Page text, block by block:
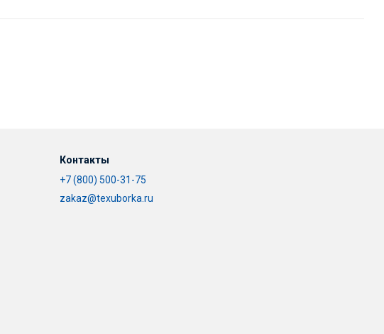
Контакты
+7 (800) 500-31-75
zakaz@texuborka.ru